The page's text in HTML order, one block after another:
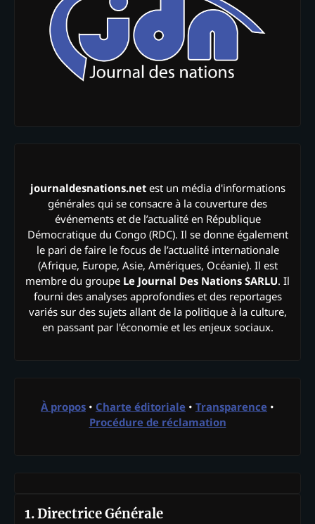
journaldesnations.netest un média d'informations
générales qui se consacre à la couverture des
événements et de l’actualité en République
Démocratique du Congo (RDC). Il se donne également
le pari de faire le focus de l’actualité internationale
(Afrique, Europe, Asie, Amériques, Océanie). Il est
membre du groupe Le Journal Des Nations SARLU. Il
fourni des analyses approfondies et des reportages
variés sur des sujets allant de la politique à la culture,
en passant par l'économie et les enjeux sociaux.
À propos • Charte éditoriale • Transparence •
Procédure de réclamation
1. Directrice Générale